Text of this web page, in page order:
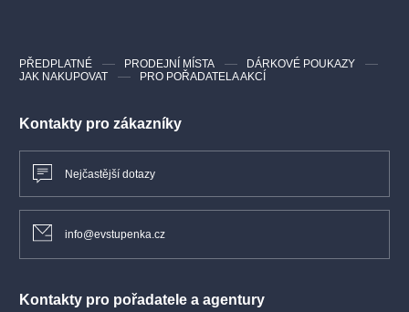
Na Královej holi
Išel Macek do Malacek
Kontakty pro zákazníky
Nejčastější dotazy
info@evstupenka.cz
Kontakty pro pořadatele a agentury
PŘEDPLATNÉ PRODEJNÍ MÍSTA
DÁRKOVÉ POUKAZY
JAK NAKUPOVAT
PRO POŘADATELA AKCÍ